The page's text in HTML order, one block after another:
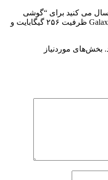
می کنید برای “گوشی
موبایل سامسونگ مدل Galaxy S25 Ultra ظرفیت ۲۵۶ گیگابایت و
بخش‌های موردنیاز